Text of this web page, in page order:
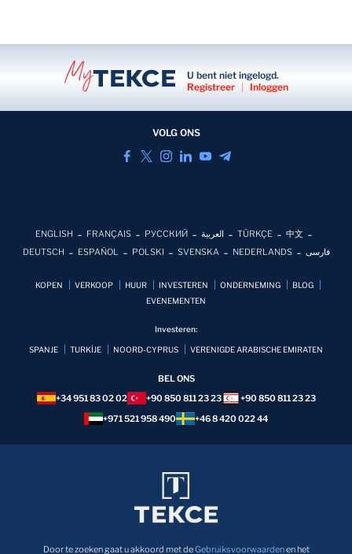
U bent niet ingelogd.
Registreer
| Inloggen
VOLG ONS
ENGLISH FRANÇAIS РУССКИЙ العربية TÜRKÇE
中文
DEUTSCH
ESPAÑOL POLSKI SVENSKA NEDERLANDS فارسی
KOPEN VERKOOP HUUR INVESTEREN ONDERNEMING
BLOG
EVENEMENTEN
Investeren:
SPANJE TURKİJE NOORD-CYPRUS VERENIGDE ARABISCHE EMIRATEN
BEL ONS
+34 951 83 02 02
+90 850 811 23 23
+90 850 811 23 23
+971 521 958 490
+46 8 420 022 44
Door te zoeken gaat u akkoord met deGebruiksvoorwaardenen het